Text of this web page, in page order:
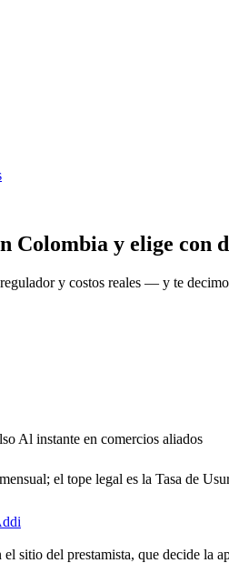
Colombia y elige con
y costos reales — y te
Al instante en comercios aliados
el tope legal es la Tasa de
sitio del prestamista, que decide la